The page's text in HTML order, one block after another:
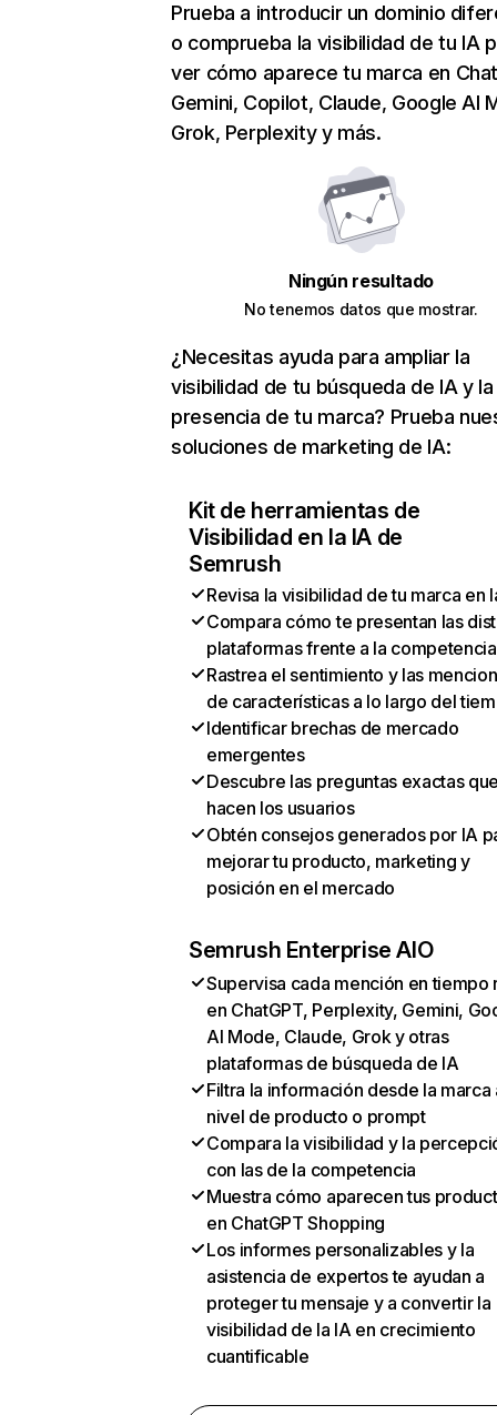
Prueba a introducir un dominio
o comprueba la visibilidad de tu IA
ver cómo aparece tu marca en
Gemini, Copilot, Claude, Google AI
Grok, Perplexity y más.
Ningún resultado
No tenemos datos que mostrar.
¿Necesitas ayuda para ampliar la
visibilidad de tu búsqueda de IA y la
presencia de tu marca? Prueba
soluciones de marketing de IA:
Kit de herramientas de
Visibilidad en la IA de
Semrush
Revisa la visibilidad de tu marca en
Compara cómo te presentan las
plataformas frente a la competencia
Rastrea el sentimiento y las
de características a lo largo del
Identificar brechas de mercado
emergentes
Descubre las preguntas exactas
hacen los usuarios
Obtén consejos generados por IA
mejorar tu producto, marketing y
posición en el mercado
Semrush Enterprise AIO
Supervisa cada mención en tiempo
en ChatGPT, Perplexity, Gemini,
AI Mode, Claude, Grok y otras
plataformas de búsqueda de IA
Filtra la información desde la marca
nivel de producto o prompt
Compara la visibilidad y la
con las de la competencia
Muestra cómo aparecen tus
en ChatGPT Shopping
Los informes personalizables y la
asistencia de expertos te ayudan a
proteger tu mensaje y a convertir la
visibilidad de la IA en crecimiento
cuantificable